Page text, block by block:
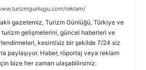
reklam/
gazetemiz, Turizm Günlüğü, Türkiye ve
gelişmelerini, güncel haberleri ve
kesintisiz bir şekilde 7/24 siz
paylaşıyor. Haber, röportaj veya reklam
bize her zaman ulaşabilirsiniz: